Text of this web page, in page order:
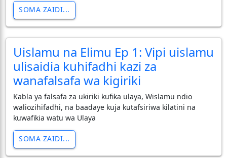
SOMA ZAIDI...
Uislamu na Elimu Ep 1: Vipi uislamu
ulisaidia kuhifadhi kazi za
wanafalsafa wa kigiriki
Kabla ya falsafa za ukiriki kufika ulaya, Wislamu ndio
waliozihifadhi, na baadaye kuja kutafsiriwa kilatini na
kuwafikia watu wa Ulaya
SOMA ZAIDI...